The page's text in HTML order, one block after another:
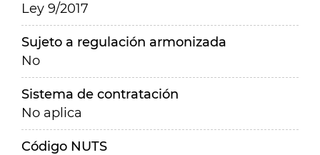
Ley 9/2017
Sujeto a regulación armonizada
No
Sistema de contratación
No aplica
Código NUTS